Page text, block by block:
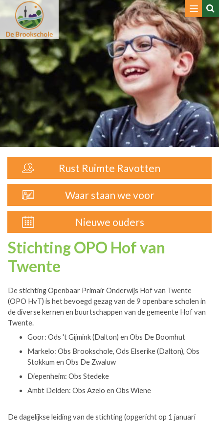
Toggle
Rust Ruimte Ravotten
Waar staan we voor
Nieuwe ouders
Stichting OPO Hof van
Twente
De stichting Openbaar Primair Onderwijs Hof van Twente
(OPO HvT) is het bevoegd gezag van de 9 openbare scholen in
de diverse kernen en buurtschappen van de gemeente Hof van
Twente.
Goor: Ods 't Gijmink (Dalton) en Obs De Boomhut
Markelo: Obs Brookschole, Ods Elserike (Dalton), Obs
Stokkum en Obs De Zwaluw
Diepenheim: Obs Stedeke
Ambt Delden: Obs Azelo en Obs Wiene
De dagelijkse leiding van de stichting (opgericht op 1 januari